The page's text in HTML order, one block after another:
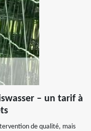
– un tarif à
de qualité, mais